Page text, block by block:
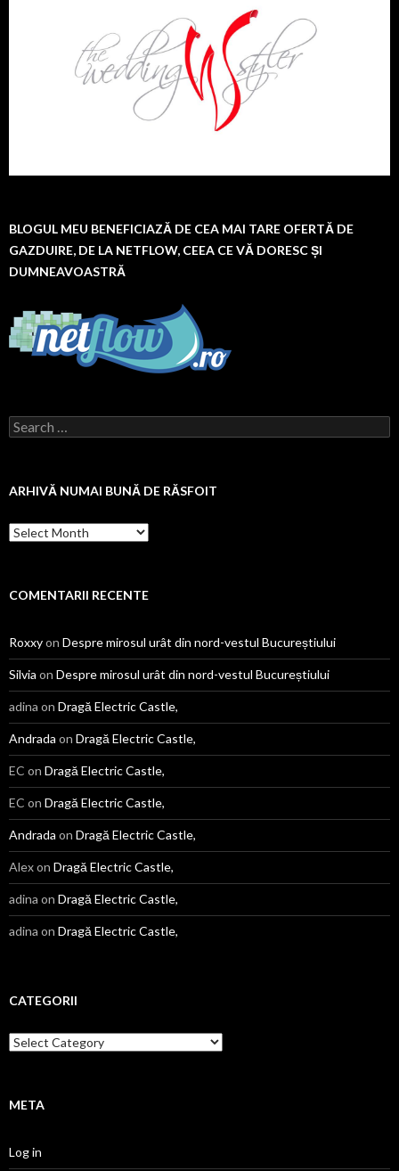
BLOGUL MEU BENEFICIAZĂ DE CEA MAI TARE OFERTĂ DE
GAZDUIRE, DE LA NETFLOW, CEEA CE VĂ DORESC ȘI
DUMNEAVOASTRĂ
Search
for:
ARHIVĂ NUMAI BUNĂ DE RĂSFOIT
Arhivă
numai
răsfoit
COMENTARII RECENTE
Roxxyon Despre mirosul urât din nord-vestul Bucureștiului
Silvia on Despre mirosul urât din nord-vestul Bucureștiului
adina on Dragă Electric Castle,
Andrada on Dragă Electric Castle,
EC on Dragă Electric Castle,
EC on Dragă Electric Castle,
Andrada on Dragă Electric Castle,
Alexon Dragă Electric Castle,
adina on Dragă Electric Castle,
adina on Dragă Electric Castle,
CATEGORII
Categorii
META
Log in